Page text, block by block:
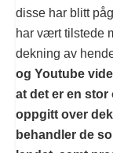
disse har blitt
har vært tilstede
dekning av
og Youtube
at det er en
oppgitt over
behandler de